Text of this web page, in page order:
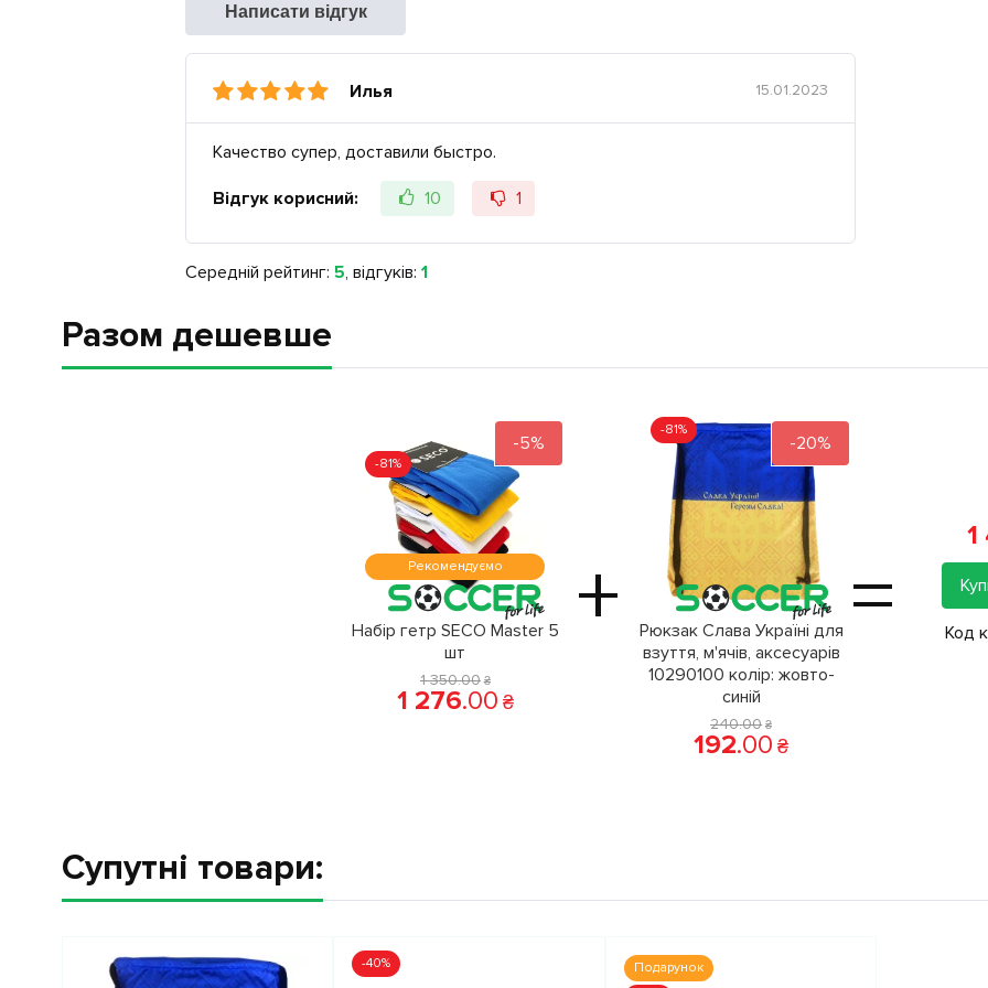
Написати відгук
Илья 15.01.2023
Качество супер, доставили быстро.
Відгук корисний: 10 1
Середній рейтинг: 5, відгуків: 1
Разом дешевше
-5%
Рекомендуємо
-81%
+
Набір гетр SECO Master 5
шт
1 350.00 ₴
1 276.00 ₴
-20%
-81%
Рюкзак Слава Україні для
взуття, м'ячів, аксесуарів
10290100 колiр: жовто-
синій
240.00 ₴
192.00 ₴
=
1
Код
Супутні товари:
-40% Подарунок